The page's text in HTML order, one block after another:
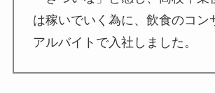
は稼いでいく為に、飲食のコン
アルバイトで入社しました。